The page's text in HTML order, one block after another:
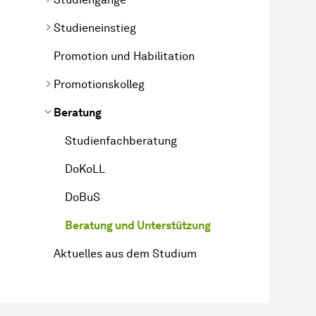
Studieneinstieg
Promotion und Habilitation
Promotionskolleg
Beratung
Studienfachberatung
DoKoLL
DoBuS
Beratung und Unterstützung
Aktuelles aus dem Studium